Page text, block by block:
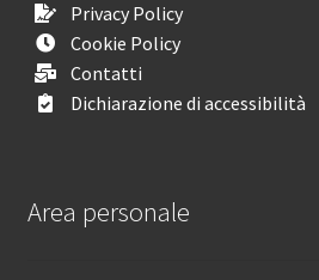
Privacy Policy
Cookie Policy
Contatti
Dichiarazione di accessibilità
Area personale